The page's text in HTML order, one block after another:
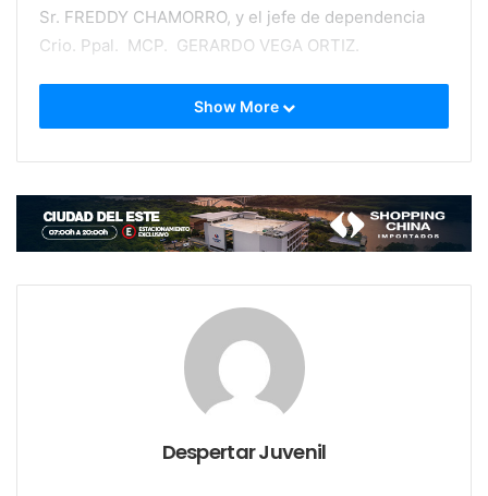
Sr. FREDDY CHAMORRO, y el jefe de dependencia
Crio. Ppal. MCP. GERARDO VEGA ORTIZ.
La finalidad de esta reunión es la de presentar un
proyecto para instalar varias cámaras de circuito
cerrado en las principales calles y avenidas de la
ciudad, principalmente en las zonas comerciales, así
establecerá un centro de monitoreo en la sede de la
Show More
Despertar Juvenil